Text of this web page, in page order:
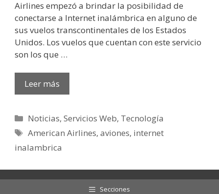
Airlines empezó a brindar la posibilidad de
conectarse a Internet inalámbrica en alguno de
sus vuelos transcontinentales de los Estados
Unidos. Los vuelos que cuentan con este servicio
son los que …
Leer más
Categorías
Noticias,Servicios Web, Tecnología
Etiquetas
American Airlines,aviones, internet
inalambrica
Secciones